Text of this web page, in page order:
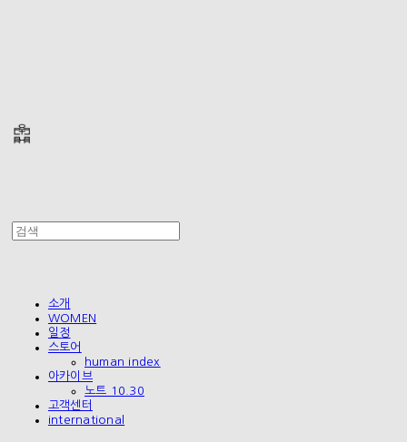
소개
WOMEN
일정
스토어
human index
아카이브
노트 10.30
고객센터
international